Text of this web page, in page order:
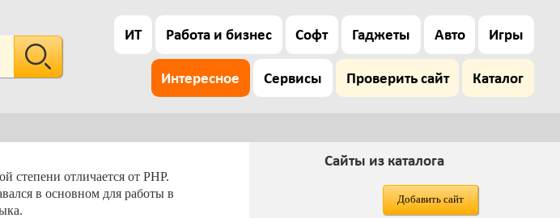
ИТ Работа и бизнес Софт Гаджеты Авто Игры
Интересное Сервисы Проверить сайт Каталог
степени отличается от PHP.
в основном для работы в
Сайты из каталога
Добавить сайт